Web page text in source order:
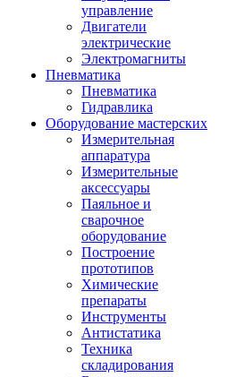
управление
Двигатели
электрические
Электромагниты
Пневматика
Пневматика
Гидравлика
Оборудование мастерских
Измерительная
аппаратура
Измерительные
аксессуары
Паяльное и
сварочное
оборудование
Построение
прототипов
Химические
препараты
Инструменты
Aнтистатика
Техника
складирования